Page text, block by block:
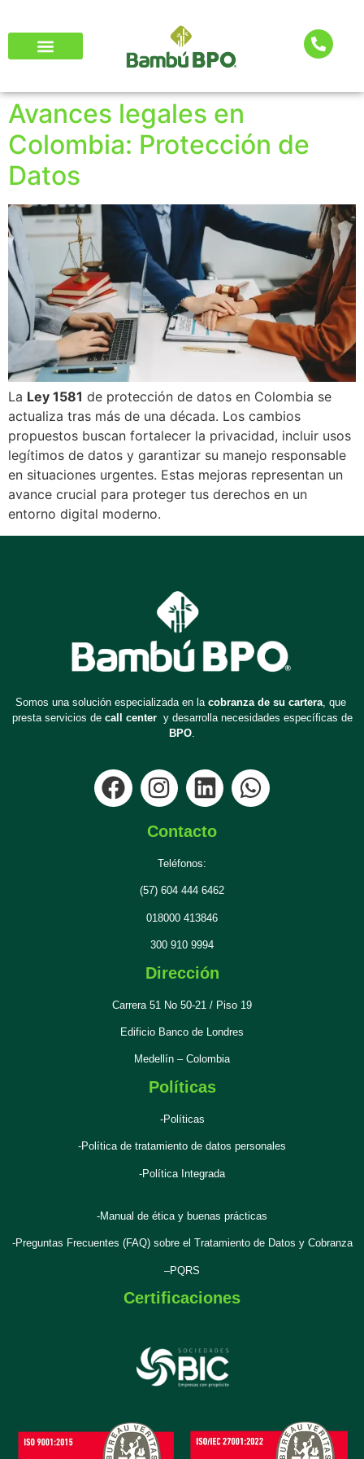
Avances legales en
Colombia: Protección de
Datos
La Ley 1581 de protección de datos en Colombia se
actualiza tras más de una década. Los cambios
propuestos buscan fortalecer la privacidad, incluir usos
legítimos de datos y garantizar su manejo responsable
en situaciones urgentes. Estas mejoras representan un
avance crucial para proteger tus derechos en un
entorno digital moderno.
Somos una solución especializada en la cobranza de su cartera, que
presta servicios de call centery desarrolla necesidades específicas de
BPO.
Contacto
Teléfonos:
(57) 604 444 6462
018000 413846
300 910 9994
Dirección
Carrera 51 No 50-21 / Piso 19
Edificio Banco de Londres
Medellín – Colombia
Políticas
-Políticas
-Política de tratamiento de datos personales
-Política Integrada
-Manual de ética y buenas prácticas
-Preguntas Frecuentes (FAQ) sobre el Tratamiento de Datos y Cobranza
–PQRS
Certificaciones